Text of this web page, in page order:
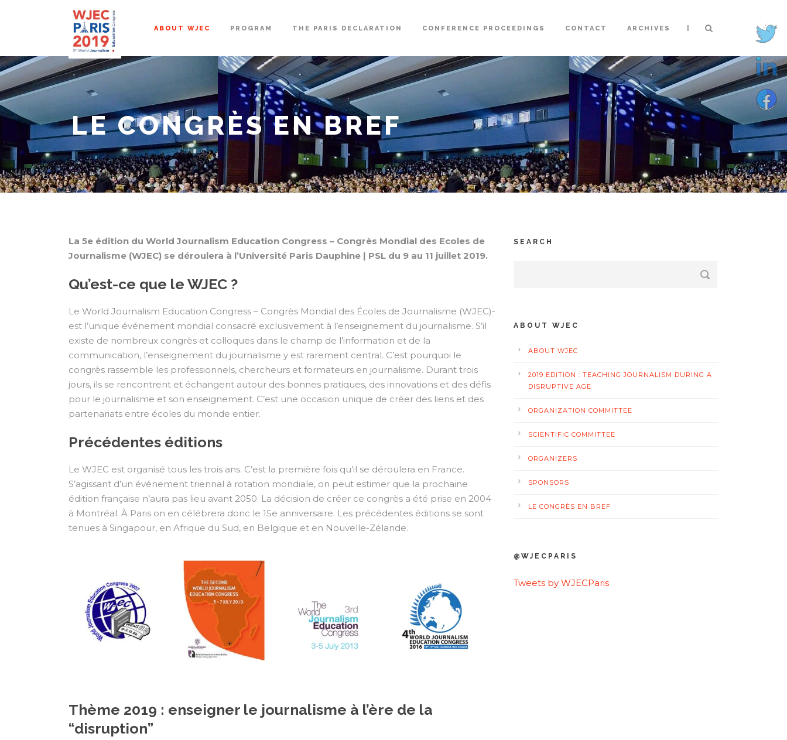
ABOUT WJEC PROGRAM THE PARIS DECLARATION CONFERENCE PROCEEDINGS CONTACT ARCHIVES |
LE CONGRÈS EN BREF
La 5e édition du World Journalism Education Congress – Congrès Mondial des Ecoles de
Journalisme (WJEC) se déroulera à l’Université Paris Dauphine | PSL du 9 au 11 juillet 2019.
Qu’est-ce que le WJEC ?
Le World Journalism Education Congress – Congrès Mondial des Écoles de Journalisme (WJEC)-
est l’unique événement mondial consacré exclusivement à l’enseignement du journalisme. S’il
existe de nombreux congrès et colloques dans le champ de l’information et de la
communication, l’enseignement du journalisme y est rarement central. C’est pourquoi le
congrès rassemble les professionnels, chercheurs et formateurs en journalisme. Durant trois
jours, ils se rencontrent et échangent autour des bonnes pratiques, des innovations et des défis
pour le journalisme et son enseignement. C’est une occasion unique de créer des liens et des
partenariats entre écoles du monde entier.
Précédentes éditions
Le WJEC est organisé tous les trois ans. C’est la première fois qu’il se déroulera en France.
S’agissant d’un événement triennal à rotation mondiale, on peut estimer que la prochaine
édition française n’aura pas lieu avant 2050. La décision de créer ce congrès a été prise en 2004
à Montréal. À Paris on en célébrera donc le 15e anniversaire. Les précédentes éditions se sont
tenues à Singapour, en Afrique du Sud, en Belgique et en Nouvelle-Zélande.
Thème 2019 : enseigner le journalisme à l’ère de la
“disruption”
SEARCH
ABOUT WJEC
ABOUT WJEC
2019 EDITION : TEACHING JOURNALISM DURING A
DISRUPTIVE AGE
ORGANIZATION COMMITTEE
SCIENTIFIC COMMITTEE
ORGANIZERS
SPONSORS
LE CONGRÈS EN BREF
@WJECPARIS
Tweets by WJECParis